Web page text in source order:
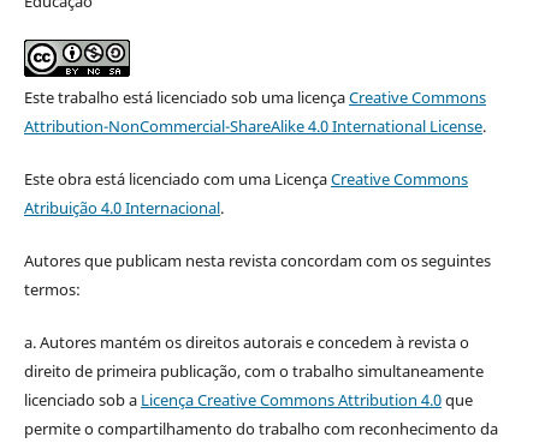
Este trabalho está licenciado sob uma licençaCreative Commons
Attribution-NonCommercial-ShareAlike 4.0 International License.
Este obra está licenciado com uma LicençaCreative Commons
Atribuição 4.0 Internacional.
Autores que publicam nesta revista concordam com os seguintes
termos:
a. Autores mantém os direitos autorais e concedem à revista o
direito de primeira publicação, com o trabalho simultaneamente
licenciado sob a Licença Creative Commons Attribution 4.0que
permite o compartilhamento do trabalho com reconhecimento da